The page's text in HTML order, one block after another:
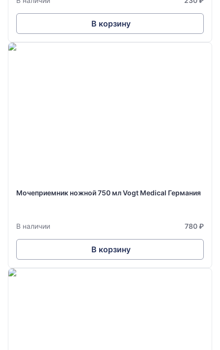
В корзину
Мочеприемник ножной 750 мл Vogt Medical Германия
В наличии 780 ₽
В корзину